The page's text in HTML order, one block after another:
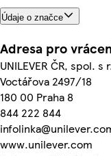
Údaje o značce
Adresa pro
UNILEVER ČR, spol. s
Voctářova 2497/18
180 00 Praha 8
844 222 844
www.unilever.com